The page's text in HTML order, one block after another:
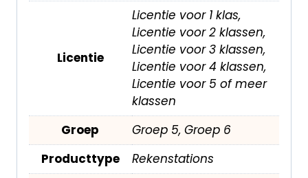
Licentie
Licentie voor 1 klas,
Licentie voor 2 klassen,
Licentie voor 3 klassen,
Licentie voor 4 klassen,
Licentie voor 5 of meer
klassen
Groep
Groep 5, Groep 6
Producttype
Rekenstations